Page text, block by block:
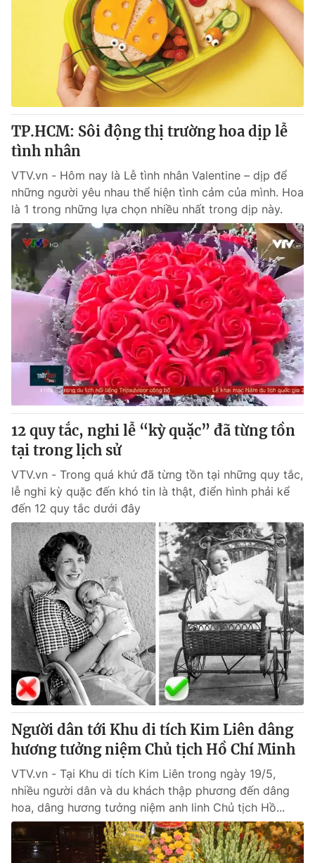
TP.HCM: Sôi động thị trường hoa dịp lễ
tình nhân
VTV.vn - Hôm nay là Lễ tình nhân Valentine – dịp để
những người yêu nhau thể hiện tình cảm của mình. Hoa
là 1 trong những lựa chọn nhiều nhất trong dịp này.
12 quy tắc, nghi lễ “kỳ quặc” đã từng tồn
tại trong lịch sử
VTV.vn - Trong quá khứ đã từng tồn tại những quy tắc,
lễ nghi kỳ quặc đến khó tin là thật, điển hình phải kể
đến 12 quy tắc dưới đây
Người dân tới Khu di tích Kim Liên dâng
hương tưởng niệm Chủ tịch Hồ Chí Minh
VTV.vn - Tại Khu di tích Kim Liên trong ngày 19/5,
nhiều người dân và du khách thập phương đến dâng
hoa, dâng hương tưởng niệm anh linh Chủ tịch Hồ...